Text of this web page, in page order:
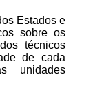
Estados e
sobre os
técnicos
de cada
unidades